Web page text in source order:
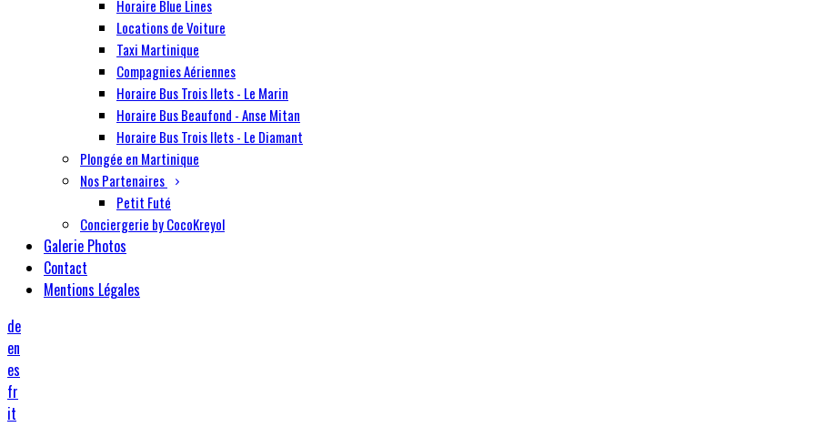
Horaire Blue Lines
Locations de Voiture
Taxi Martinique
Compagnies Aériennes
Horaire Bus Trois Ilets - Le Marin
Horaire Bus Beaufond - Anse Mitan
Horaire Bus Trois Ilets - Le Diamant
Plongée en Martinique
Nos Partenaires
Petit Futé
Conciergerie by CocoKreyol
Galerie Photos
Contact
Mentions Légales
de
en
es
fr
it